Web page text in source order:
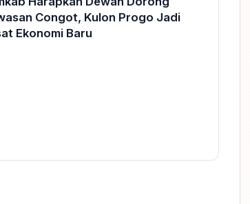
Congot, Kulon Progo Jadi
Ekonomi Baru